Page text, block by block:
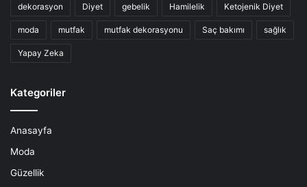
dekorasyon Diyet gebelik Hamilelik Ketojenik Diyet
moda mutfak mutfak dekorasyonu Saç bakımı sağlık
Yapay Zeka
Kategoriler
Anasayfa
Moda
Güzellik